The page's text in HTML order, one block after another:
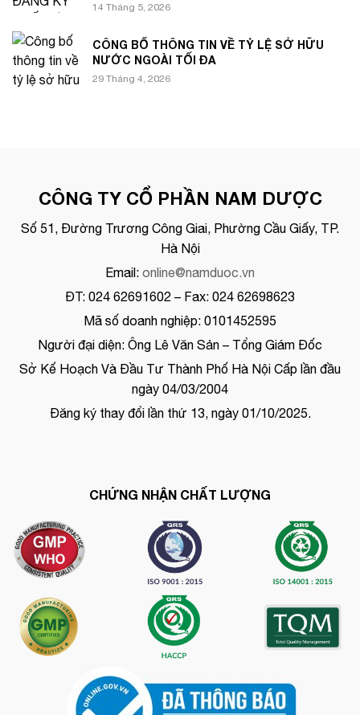
14 Tháng 5, 2026
CÔNG BỐ THÔNG TIN VỀ TỶ LỆ SỞ HỮU
NƯỚC NGOÀI TỐI ĐA
29 Tháng 4, 2026
CÔNG TY CỔ PHẦN NAM DƯỢC
Số 51, Đường Trương Công Giai, Phường Cầu Giấy, TP.
Hà Nội
Email: online@namduoc.vn
ĐT: 024 62691602 – Fax: 024 62698623
Mã số doanh nghiệp: 0101452595
Người đại diện: Ông Lê Văn Sản – Tổng Giám Đốc
Sở Kế Hoạch Và Đầu Tư Thành Phố Hà Nội Cấp lần đầu
ngày 04/03/2004
Đăng ký thay đổi lần thứ 13, ngày 01/10/2025.
CHỨNG NHẬN CHẤT LƯỢNG